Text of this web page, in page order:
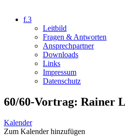
f.3
Leitbild
Fragen & Antworten
Ansprechpartner
Downloads
Links
Impressum
Datenschutz
60/60-Vortrag: Rainer
Kalender
Zum Kalender hinzufügen